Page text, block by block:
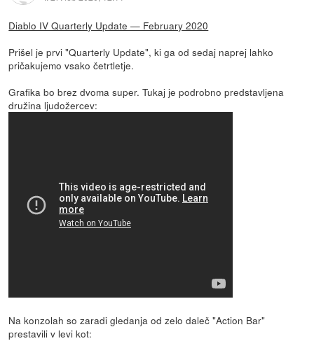
Diablo IV Quarterly Update — February 2020
Prišel je prvi "Quarterly Update", ki ga od sedaj naprej lahko
pričakujemo vsako četrtletje.
Grafika bo brez dvoma super. Tukaj je podrobno predstavljena
družina ljudožercev:
Na konzolah so zaradi gledanja od zelo daleč "Action Bar"
prestavili v levi kot: